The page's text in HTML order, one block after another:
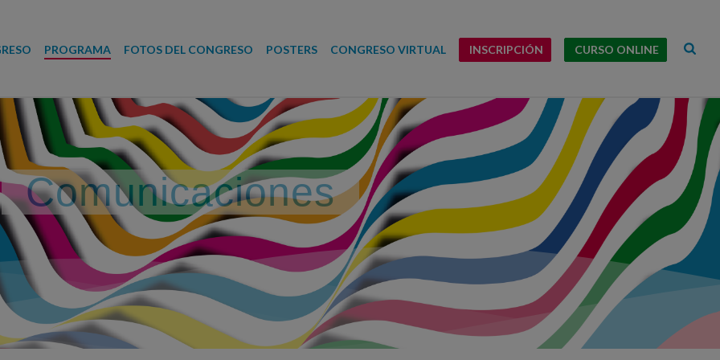
PROGRAMA FOTOS DEL CONGRESO POSTERS CONGRESO VIRTUAL INSCRIPCIÓN CURSO ONLINE
Comunicaciones